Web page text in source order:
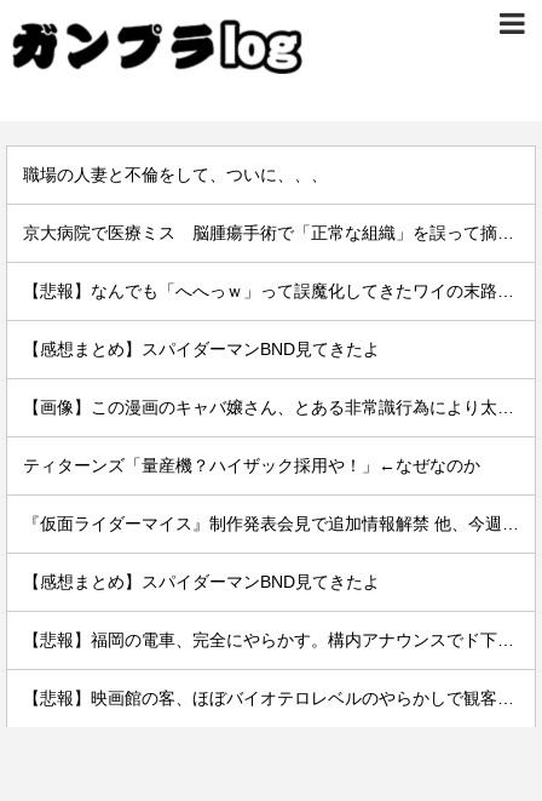
職場の人妻と不倫をして、ついに、、、
【感想まとめ】スパイダーマンBND見てきたよ
ティターンズ「量産機？ハイザック採用や！」←なぜなのか
【感想まとめ】スパイダーマンBND見てきたよ